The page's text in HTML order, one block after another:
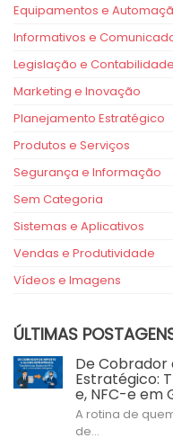
Equipamentos e
Informativos e
Legislação e Contabilidade
Marketing e Inovação
Planejamento Estratégico
Produtos e Serviços
Segurança e Informação
Sem Categoria
Sistemas e Aplicativos
Vendas e Produtividade
Vídeos e Imagens
ÚLTIMAS
De Cobrador
Estratégico:
e, NFC-e em
A rotina de
de...